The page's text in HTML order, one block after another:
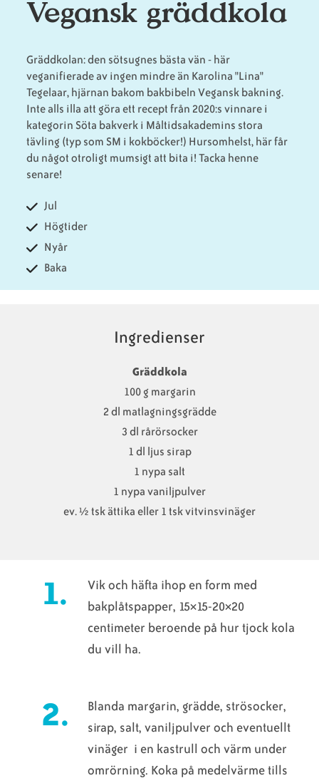
Animaliska
ingredienser
Veganska
konsumentlistor
frågor
Veganska
substitut
Veganska
certifieringar
Vegansk gräddkola
Gräddkolan: den sötsugnes bästa vän - här
veganifierade av ingen mindre än Karolina "Lina"
Tegelaar, hjärnan bakom bakbibeln Vegansk bakning.
Inte alls illa att göra ett recept från 2020:s vinnare i
kategorin Söta bakverk i Måltidsakademins stora
tävling (typ som SM i kokböcker!) Hursomhelst, här får
du något otroligt mumsigt att bita i! Tacka henne
senare!
Jul
Högtider
Nyår
Baka
Ingredienser
Gräddkola
100 g margarin
2 dl matlagningsgrädde
3 dl rårörsocker
1 dl ljus sirap
1 nypa salt
1 nypa vaniljpulver
ev. ½ tsk ättika eller 1 tsk vitvinsvinäger
Vik och häfta ihop en form med
bakplåtspapper, 15×15-20×20
centimeter beroende på hur tjock kola
du vill ha.
Blanda margarin, grädde, strösocker,
sirap, salt, vaniljpulver och eventuellt
vinäger i en kastrull och värm under
omrörning. Koka på medelvärme tills